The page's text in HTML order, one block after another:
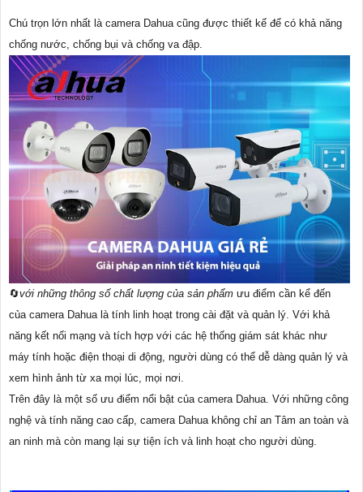
Chú trọn lớn nhất là camera Dahua cũng được thiết kế để có khả năng
chống nước, chống bụi và chống va đập.
🔄với những thông số chất lượng của sản phẩm ưu điểm cần kể đến
của camera Dahua là tính linh hoạt trong cài đặt và quản lý. Với khả
năng kết nối mạng và tích hợp với các hệ thống giám sát khác như
máy tính hoặc điện thoại di động, người dùng có thể dễ dàng quản lý và
xem hình ảnh từ xa mọi lúc, mọi nơi.
Trên đây là một số ưu điểm nổi bật của camera Dahua. Với những công
nghệ và tính năng cao cấp, camera Dahua không chỉ an Tâm an toàn và
an ninh mà còn mang lại sự tiện ích và linh hoạt cho người dùng.